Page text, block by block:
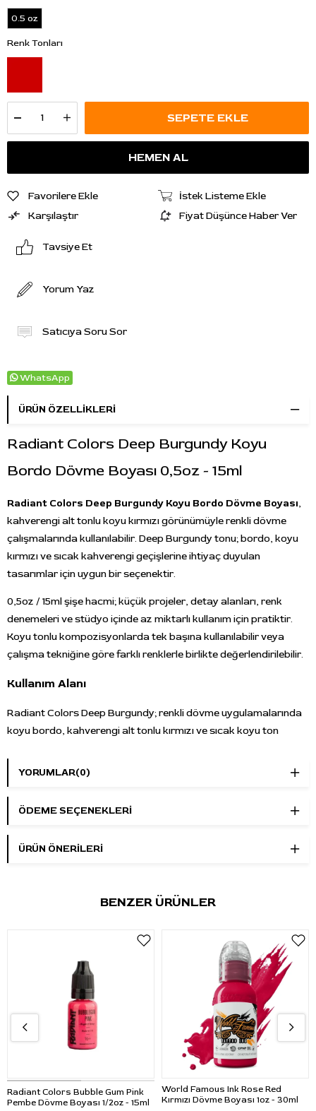
0.5 oz
Renk Tonları
Favorilere Ekle
İstek Listeme Ekle
Karşılaştır
Fiyat Düşünce Haber Ver
Tavsiye Et
Yorum Yaz
Satıcıya Soru Sor
WhatsApp
ÜRÜN ÖZELLIKLERI
Radiant Colors Deep Burgundy Koyu
Bordo Dövme Boyası 0,5oz - 15ml
Radiant Colors Deep Burgundy Koyu Bordo Dövme Boyası,
kahverengi alt tonlu koyu kırmızı görünümüyle renkli dövme
çalışmalarında kullanılabilir. Deep Burgundy tonu; bordo, koyu
kırmızı ve sıcak kahverengi geçişlerine ihtiyaç duyulan
tasarımlar için uygun bir seçenektir.
0,5oz / 15ml şişe hacmi; küçük projeler, detay alanları, renk
denemeleri ve stüdyo içinde az miktarlı kullanım için pratiktir.
Koyu tonlu kompozisyonlarda tek başına kullanılabilir veya
çalışma tekniğine göre farklı renklerle birlikte değerlendirilebilir.
Kullanım Alanı
Radiant Colors Deep Burgundy; renkli dövme uygulamalarında
koyu bordo, kahverengi alt tonlu kırmızı ve sıcak koyu ton
çalışmaları, dekoratif tasarımlar, karakter dövmeleri ve koyu
Öne Çıkan Özellikler
Ürün adı:Deep Burgundy
0,5oz / 15ml
Kullanmadan önce şişeyi iyice çalkalayın. Boyayı tek kullanımlık
boya kabına alarak hijyenik çalışma düzenine uygun şekilde
Uygulama sırasında yalnızca ihtiyaç duyulan miktarı ayrı kaba
alın. Farklı bordo, kırmızı veya kahverengi ton geçişleri için
uygun yardımcı solüsyonlarla ayrı kapta karıştırarak
kullanılabilir.
YORUMLAR(0)
ÖDEME SEÇENEKLERI
ÜRÜN ÖNERILERI
BENZER ÜRÜNLER
Radiant Colors Bubble Gum Pink
Pembe Dövme Boyası 1/2oz - 15ml
World Famous Ink Rose Red
Kırmızı Dövme Boyası 1oz - 30ml